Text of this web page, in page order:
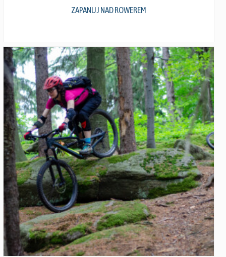
ZAPANUJ NAD ROWEREM